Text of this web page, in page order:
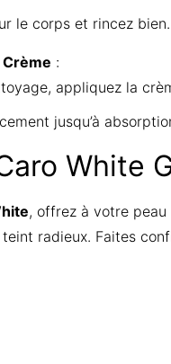
le corps et rincez bien.
:
appliquez la
jusqu’à
White
, offrez à votre
radieux. Faites